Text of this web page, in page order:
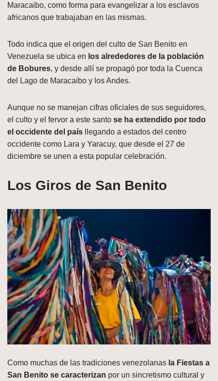
Maracaibo, como forma para evangelizar a los esclavos
africanos que trabajaban en las mismas.
Todo indica que el origen del culto de San Benito en
Venezuela se ubica en los alrededores de la población
de Bobures, y desde allí se propagó por toda la Cuenca
del Lago de Maracaibo y los Andes.
Aunque no se manejan cifras oficiales de sus seguidores,
el culto y el fervor a este santo se ha extendido por todo
el occidente del país llegando a estados del centro
occidente como Lara y Yaracuy, que desde el 27 de
diciembre se unen a esta popular celebración.
Los Giros de San Benito
Como muchas de las tradiciones venezolanas la Fiestas a
San Benito se caracterizan por un sincretismo cultural y